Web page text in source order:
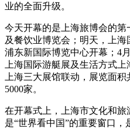
业的全面升级。
今天开幕的是上海旅博会的
及餐饮业博览会；明天，上
浦东新国际博览中心开幕；4
上海国际游艇展及生活方式
上海三大展馆联动，展览面
5000家。
在开幕式上，上海市文化和
是“世界看中国”的重要窗口